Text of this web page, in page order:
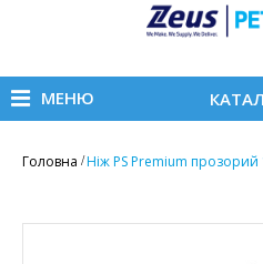
МЕНЮ
Головна Ніж PS Premium